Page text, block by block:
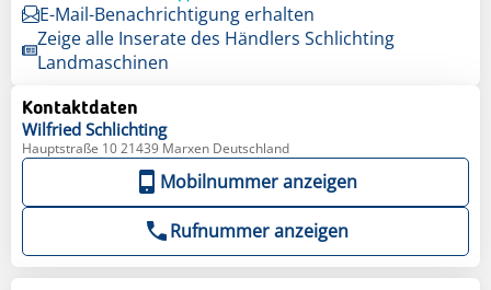
E-Mail-Benachrichtigung erhalten
Zeige alle Inserate des Händlers Schlichting
Landmaschinen
Kontaktdaten
Wilfried Schlichting
Hauptstraße 10 21439 Marxen Deutschland
Mobilnummer anzeigen
Rufnummer anzeigen